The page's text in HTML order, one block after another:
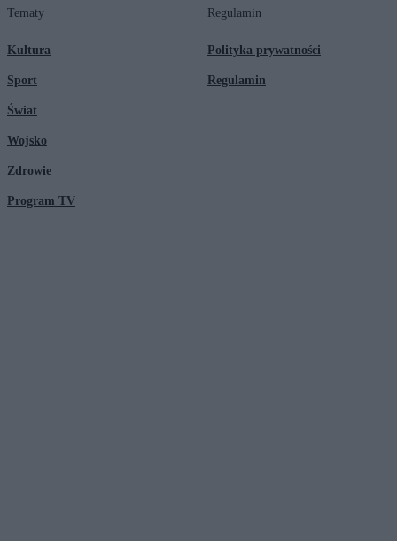
Tematy
Kultura
Sport
Świat
Wojsko
Zdrowie
Program TV
Regulamin
Polityka prywatności
Regulamin